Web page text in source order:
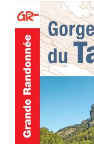
AJOUTER AU